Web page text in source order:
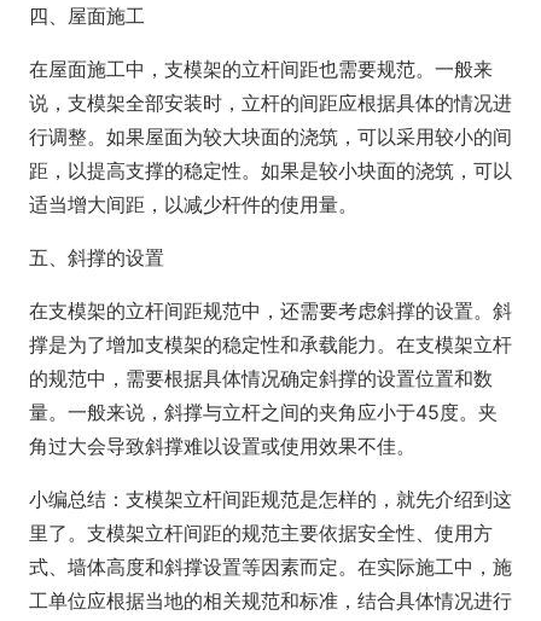
四、屋面施工
在屋面施工中，支模架的立杆间距也需要规范。一般来
说，支模架全部安装时，立杆的间距应根据具体的情况进
行调整。如果屋面为较大块面的浇筑，可以采用较小的间
距，以提高支撑的稳定性。如果是较小块面的浇筑，可以
适当增大间距，以减少杆件的使用量。
五、斜撑的设置
在支模架的立杆间距规范中，还需要考虑斜撑的设置。斜
撑是为了增加支模架的稳定性和承载能力。在支模架立杆
的规范中，需要根据具体情况确定斜撑的设置位置和数
量。一般来说，斜撑与立杆之间的夹角应小于45度。夹
角过大会导致斜撑难以设置或使用效果不佳。
小编总结：支模架立杆间距规范是怎样的，就先介绍到这
里了。支模架立杆间距的规范主要依据安全性、使用方
式、墙体高度和斜撑设置等因素而定。在实际施工中，施
工单位应根据当地的相关规范和标准，结合具体情况进行